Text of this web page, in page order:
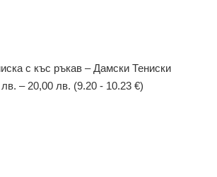
с къс ръкав – Дамски Тениски
лв. – 20,00 лв. (9.20 - 10.23 €)